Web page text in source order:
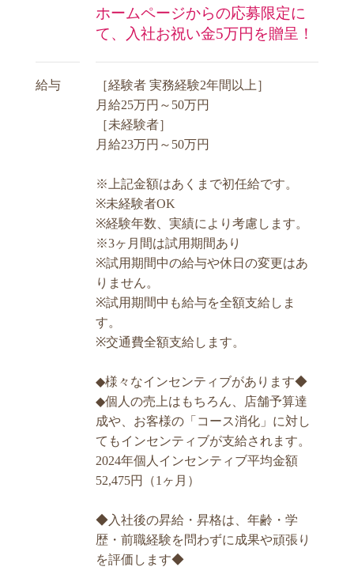
ホームページからの応募限定に
て、入社お祝い金5万円を贈呈！
給与
［経験者 実務経験2年間以上］
月給25万円～50万円
［未経験者］
月給23万円～50万円
※上記金額はあくまで初任給です。
※未経験者OK
※経験年数、実績により考慮します。
※3ヶ月間は試用期間あり
※試用期間中の給与や休日の変更はあ
りません。
※試用期間中も給与を全額支給しま
す。
※交通費全額支給します。
◆様々なインセンティブがあります◆
◆個人の売上はもちろん、店舗予算達
成や、お客様の「コース消化」に対し
てもインセンティブが支給されます。
2024年個人インセンティブ平均金額
52,475円（1ヶ月）
◆入社後の昇給・昇格は、年齢・学
歴・前職経験を問わずに成果や頑張り
を評価します◆